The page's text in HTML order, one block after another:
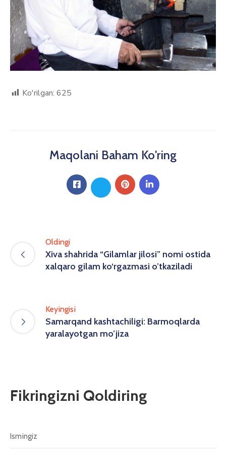
Ko'rilgan: 625
Maqolani Baham Ko'ring
Oldingi
Xiva shahrida “Gilamlar jilosi” nomi ostida
xalqaro gilam ko‘rgazmasi o’tkaziladi
Keyingisi
Samarqand kashtachiligi: Barmoqlarda
yaralayotgan mo’jiza
Fikringizni Qoldiring